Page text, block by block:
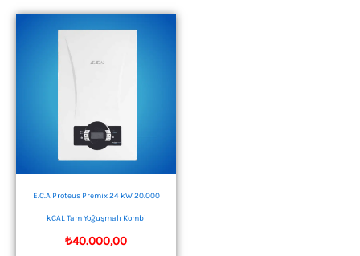
E.C.A Proteus Premix 24 kW 20.000
kCAL Tam Yoğuşmalı Kombi
₺40.000,00